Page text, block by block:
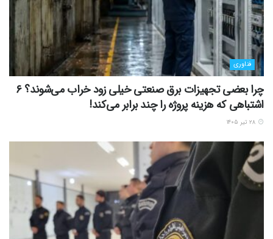
فناوری
چرا بعضی تجهیزات برق صنعتی خیلی زود خراب می‌شوند؟ ۶
اشتباهی که هزینه پروژه را چند برابر می‌کند!